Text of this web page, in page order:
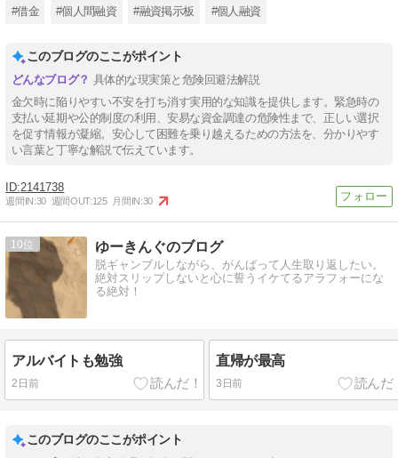
#借金 #個人間融資 #融資掲示板 #個人融資
このブログのここがポイント
具体的な現実策と危険回避法解説
金欠時に陥りやすい不安を打ち消す実用的な知識を提供します。緊急時の
支払い延期や公的制度の利用、安易な資金調達の危険性まで、正しい選択
を促す情報が凝縮。安心して困難を乗り越えるための方法を、分かりやす
い言葉と丁寧な解説で伝えています。
2141738
週間IN:30 週間OUT:125 月間IN:30
10 ゆーきんぐのブログ
脱ギャンブルしながら、がんばって人生取り返したい。
絶対スリップしないと心に誓うイケてるアラフォーにな
る絶対！
アルバイトも勉強
2日前
直帰が最高
3日前
このブログのここがポイント